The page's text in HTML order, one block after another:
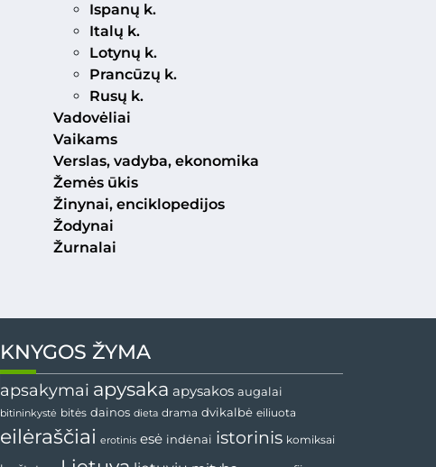
Ispanų k.
Italų k.
Lotynų k.
Prancūzų k.
Rusų k.
Vadovėliai
Vaikams
Verslas, vadyba, ekonomika
Žemės ūkis
Žinynai, enciklopedijos
Žodynai
Žurnalai
KNYGOS ŽYMA
apsakymai apysaka apysakos augalai
bitininkystė bitės dainos dieta drama dvikalbė eiliuota
eilėraščiai erotinis esė indėnai istorinis komiksai